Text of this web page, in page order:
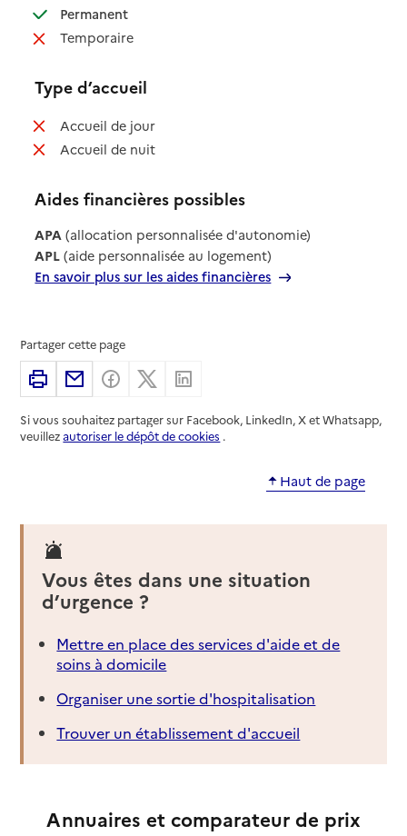
Permanent: disponible
Temporaire: non disponible
Type d’accueil
Accueil de jour: non disponible
Accueil de nuit: non disponible
Aides financières possibles
APA (allocation personnalisée d'autonomie)
APL (aide personnalisée au logement)
En savoir plus sur les aides financières
Partager cette page
ImprimerPartager par email
Partager sur Facebook
Partager sur X
Si vous souhaitez partager sur Facebook, LinkedIn, X et Whatsapp,
veuillezautoriser le dépôt de cookies .
Haut de page
Vous êtes dans une situation
d’urgence ?
Mettre en place des services d'aide et de
soins à domicile
Organiser une sortie d'hospitalisation
Trouver un établissement d'accueil
Annuaires et comparateur de prix